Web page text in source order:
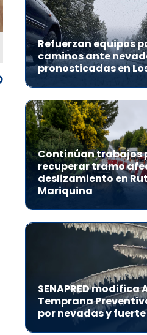
Refuerzan equipos
caminos ante
pronosticadas en
Continúan trabajos
recuperar tramo
deslizamiento en
Mariquina
SENAPRED modifica
Temprana
por nevadas y